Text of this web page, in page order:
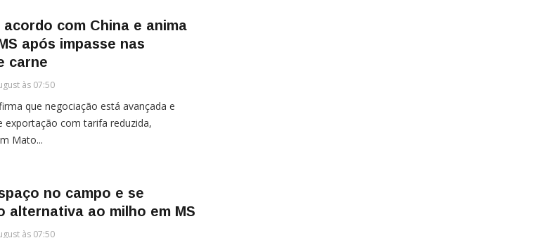
com China e anima
após impasse nas
carne
às 07:50
que negociação está avançada e
exportação com tarifa reduzida,
Mato...
no campo e se
alternativa ao milho em MS
às 07:50